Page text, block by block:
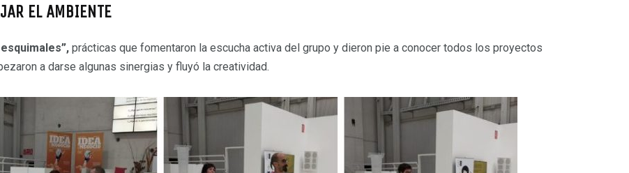
EL AMBIENTE
prácticas que fomentaron la escucha activa del grupo y dieron pie a conocer todos los proyectos
a darse algunas sinergias y fluyó la creatividad.